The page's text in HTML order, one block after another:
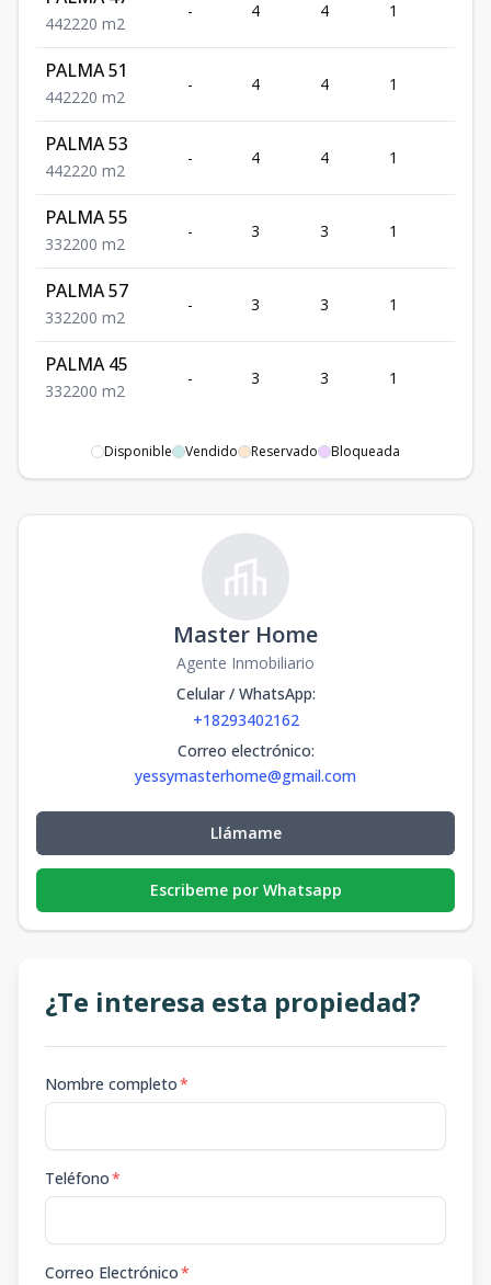
442220 m2
- 4 4 1
PALMA 51
442220 m2
- 4 4 1
PALMA 53
442220 m2
- 4 4 1
PALMA 55
332200 m2
- 3 3 1
PALMA 57
332200 m2
- 3 3 1
PALMA 45
332200 m2
- 3 3 1
Disponible Vendido Reservado Bloqueada
Master Home
Agente Inmobiliario
Celular / WhatsApp:
+18293402162
Correo electrónico:
yessymasterhome@gmail.com
Llámame
Escribeme por Whatsapp
¿Te interesa esta propiedad?
Nombre completo*
Teléfono*
Correo Electrónico*